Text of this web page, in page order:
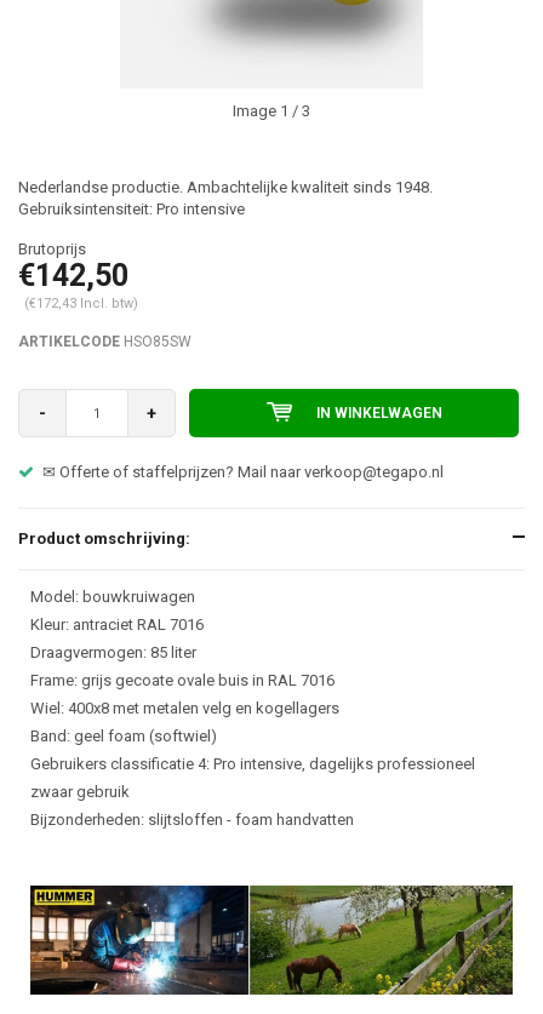
Image 1 / 3
Nederlandse productie. Ambachtelijke kwaliteit sinds 1948.
Gebruiksintensiteit: Pro intensive
€142,50
(€172,43 Incl. btw)
ARTIKELCODE HSO85SW
- + IN WINKELWAGEN
✉ Offerte of staffelprijzen? Mail naarverkoop@tegapo.nl
Product omschrijving:
Model: bouwkruiwagen
Kleur: antraciet RAL 7016
Draagvermogen: 85 liter
Frame: grijs gecoate ovale buis in RAL 7016
Wiel: 400x8 met metalen velg en kogellagers
Band: geel foam (softwiel)
Gebruikers classificatie 4: Pro intensive, dagelijks professioneel
zwaar gebruik
Bijzonderheden: slijtsloffen - foam handvatten